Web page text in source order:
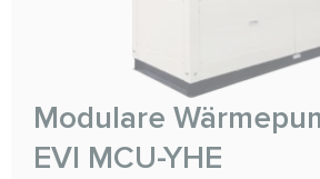
Modulare
EVI MCU-YHE